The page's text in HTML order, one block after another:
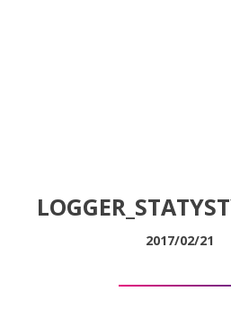
2017/02/21